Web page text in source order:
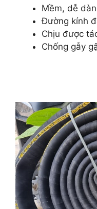
Mềm, dễ
Đường kính
Chịu được
Chống gẫy